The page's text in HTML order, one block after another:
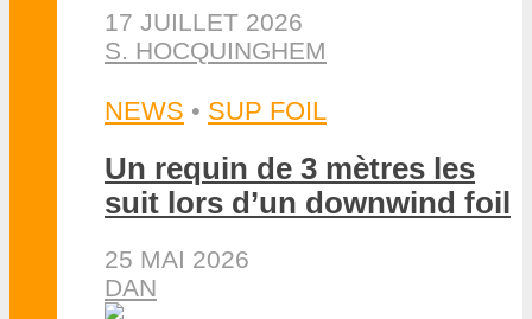
17 JUILLET 2026
S. HOCQUINGHEM
NEWS • SUP FOIL
Un requin de 3 mètres les
suit lors d’un downwind foil
25 MAI 2026
DAN